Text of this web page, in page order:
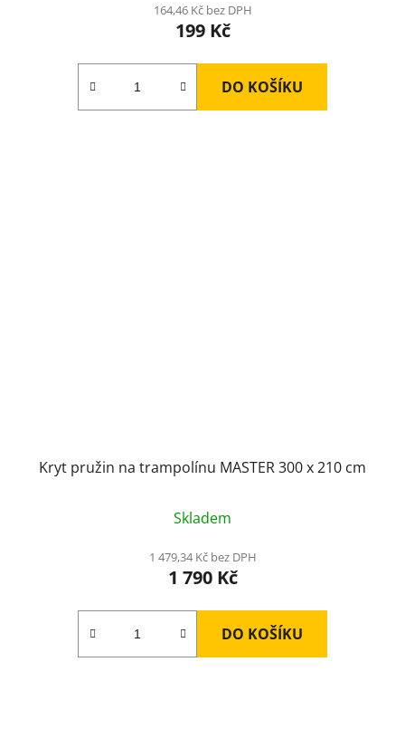
164,46 Kč bez DPH
199 Kč
DO KOŠÍKU
Kryt pružin na trampolínu MASTER 300 x 210 cm
Skladem
1 479,34 Kč bez DPH
1 790 Kč
DO KOŠÍKU